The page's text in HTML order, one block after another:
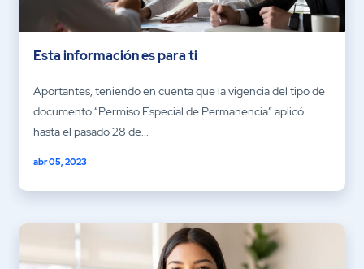
Esta información es para ti
Aportantes, teniendo en cuenta que la vigencia del tipo de
documento “Permiso Especial de Permanencia” aplicó
hasta el pasado 28 de...
abr 05, 2023